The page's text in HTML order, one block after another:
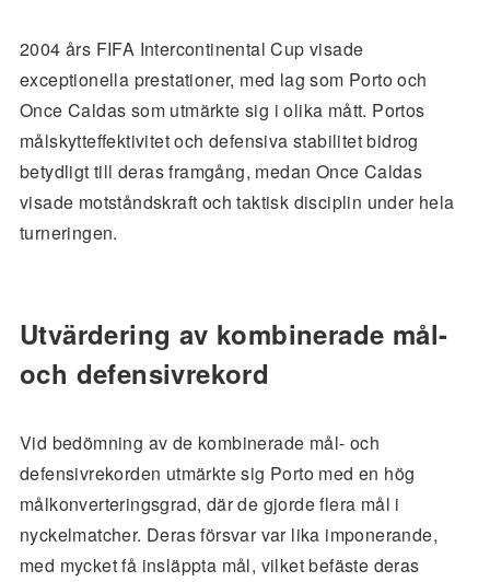
2004 års FIFA Intercontinental Cup visade
exceptionella prestationer, med lag som Porto och
Once Caldas som utmärkte sig i olika mått. Portos
målskytteffektivitet och defensiva stabilitet bidrog
betydligt till deras framgång, medan Once Caldas
visade motståndskraft och taktisk disciplin under hela
turneringen.
Utvärdering av kombinerade mål-
och defensivrekord
Vid bedömning av de kombinerade mål- och
defensivrekorden utmärkte sig Porto med en hög
målkonverteringsgrad, där de gjorde flera mål i
nyckelmatcher. Deras försvar var lika imponerande,
med mycket få insläppta mål, vilket befäste deras